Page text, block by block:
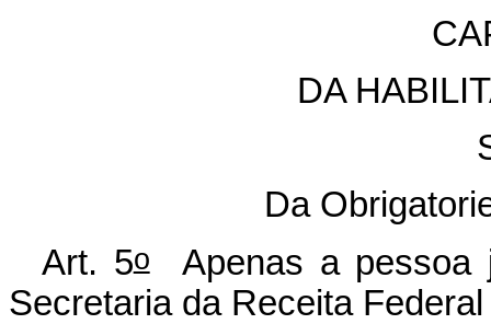
DA
Da
Art. 5oApenas a pessoa
Secretaria da Receita